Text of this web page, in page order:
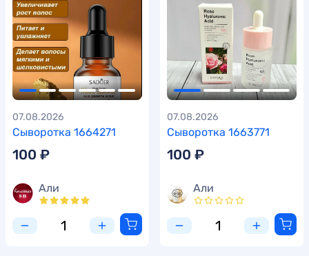
Сыворотка 1664271
07.08.2026
100 ₽
Али
Сыворотка 1663771
07.08.2026
100 ₽
Али